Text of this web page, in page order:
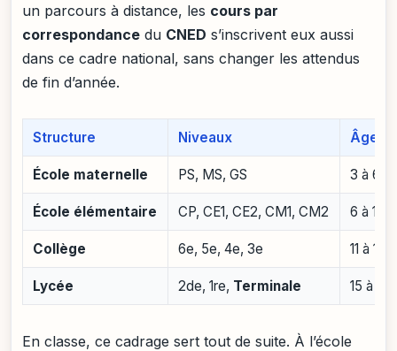
un parcours à distance, les cours par
correspondance du CNED s’inscrivent eux aussi
dans ce cadre national, sans changer les attendus
de fin d’année.
Structure Niveaux Âges
École maternelle PS, MS, GS 3 à 6
École élémentaire CP, CE1, CE2, CM1, CM2 6 à 11
Collège 6e, 5e, 4e, 3e 11 à 15
Lycée 2de, 1re, Terminale 15 à 18
En classe, ce cadrage sert tout de suite. À l’école